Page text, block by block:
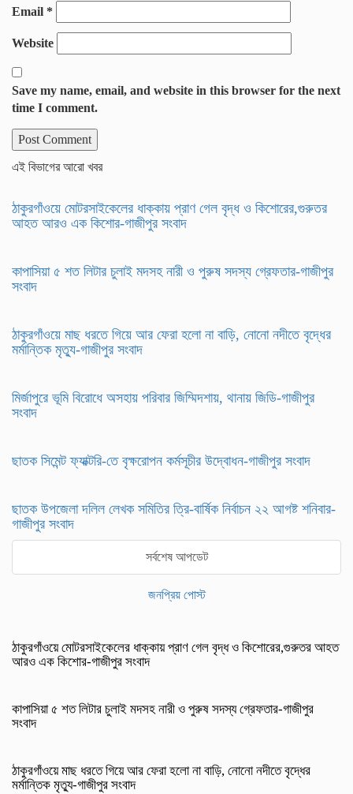
Email *
Website
Save my name, email, and website in this browser for the next
time I comment.
এই বিভাগের আরো খবর
ঠাকুরগাঁওয়ে মোটরসাইকেলের ধাক্কায় প্রাণ গেল বৃদ্ধ ও কিশোরের,গুরুতর
আহত আরও এক কিশোর-গাজীপুর সংবাদ
কাপাসিয়া ৫ শত লিটার চুলাই মদসহ নারী ও পুরুষ সদস্য গ্রেফতার-গাজীপুর
সংবাদ
ঠাকুরগাঁওয়ে মাছ ধরতে গিয়ে আর ফেরা হলো না বাড়ি, নোনো নদীতে বৃদ্ধের
মর্মান্তিক মৃত্যু-গাজীপুর সংবাদ
মির্জাপুরে ভূমি বিরোধে অসহায় পরিবার জিম্মিদশায়, থানায় জিডি-গাজীপুর
সংবাদ
ছাতক সিমেন্ট ফ্যাক্টরি-তে বৃক্ষরোপন কর্মসূচীর উদ্বোধন-গাজীপুর সংবাদ
ছাতক উপজেলা দলিল লেখক সমিতির ত্রি-বার্ষিক নির্বাচন ২২ আগষ্ট শনিবার-
গাজীপুর সংবাদ
সর্বশেষ আপডেট
জনপ্রিয় পোস্ট
ঠাকুরগাঁওয়ে মোটরসাইকেলের ধাক্কায় প্রাণ গেল বৃদ্ধ ও কিশোরের,গুরুতর আহত
আরও এক কিশোর-গাজীপুর সংবাদ
কাপাসিয়া ৫ শত লিটার চুলাই মদসহ নারী ও পুরুষ সদস্য গ্রেফতার-গাজীপুর
সংবাদ
ঠাকুরগাঁওয়ে মাছ ধরতে গিয়ে আর ফেরা হলো না বাড়ি, নোনো নদীতে বৃদ্ধের
মর্মান্তিক মৃত্যু-গাজীপুর সংবাদ